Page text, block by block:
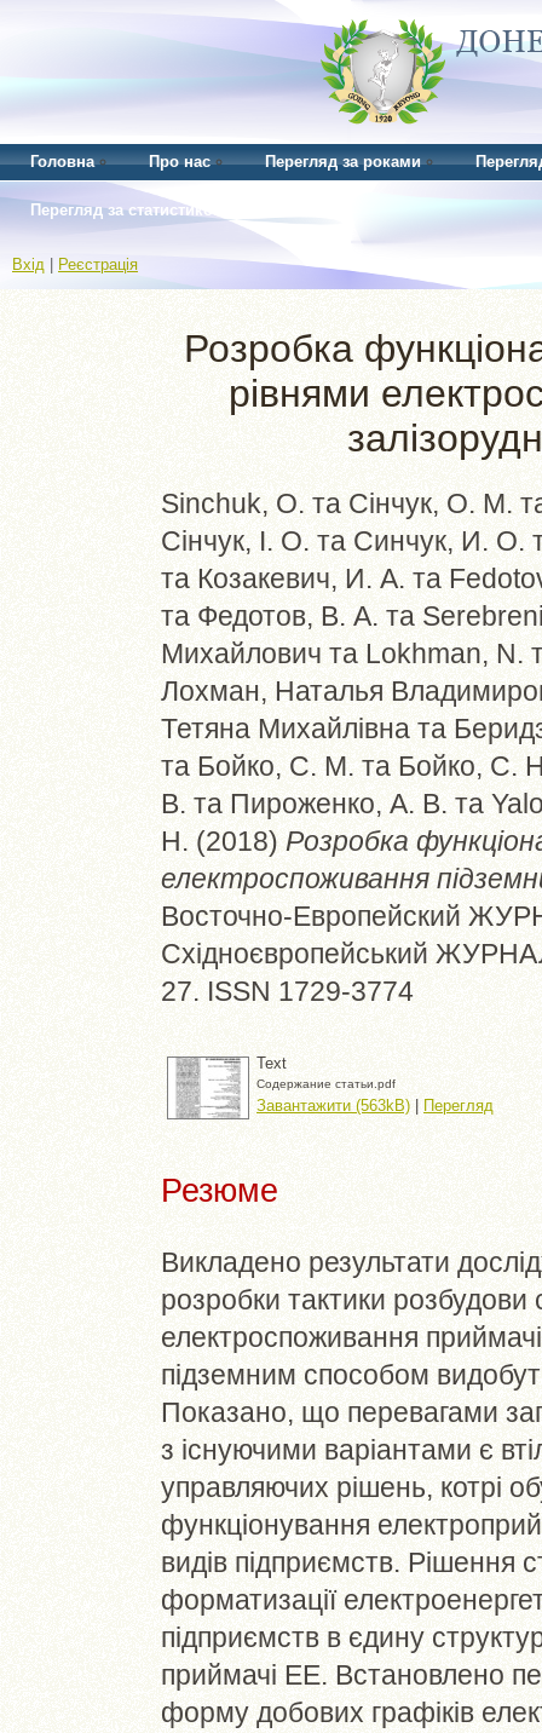
Головна Про нас Перегляд за роками
Перегляд за статистикою
Вхід Реєстрація
Розробка
рівнями
Sinchuk, О. та Сінчук, О. М.
Сінчук, І. О. та Синчук, И. О.
та Козакевич, И. А. та
та Федотов, В. А. та
Михайлович та Lokhman, N.
Лохман, Наталья
Тетяна Михайлівна та
та Бойко, С. М. та Бойко, С.
В. та Пироженко, А. В. та
Н. (2018) Розробка
електроспоживання
Восточно-Европейский
Східноєвропейський
27. ISSN 1729-3774
Text
Содержание статьи.pdf
Завантажити (563kB) | Перегляд
Резюме
Викладено результати
розробки тактики
електроспоживання
підземним способом
Показано, що перевагами
з існуючими варіантами є
управляючих рішень, котрі
функціонування
видів підприємств. Рішення
форматизації
підприємств в єдину
приймачі ЕЕ. Встановлено
форму добових графіків